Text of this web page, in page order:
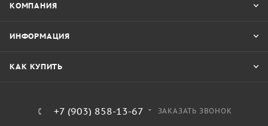
КОМПАНИЯ
ИНФОРМАЦИЯ
КАК КУПИТЬ
+7 (903) 858-13-67 ЗАКАЗАТЬ ЗВОНОК